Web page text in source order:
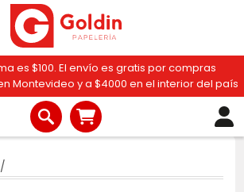
es $100. El envío es gratis por compras
Montevideo y a $4000 en el interior del país
/